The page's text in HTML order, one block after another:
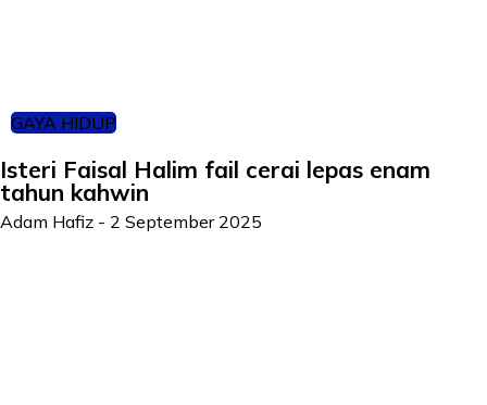
GAYA HIDUP
Isteri Faisal Halim fail cerai lepas enam
tahun kahwin
Adam Hafiz - 2 September 2025